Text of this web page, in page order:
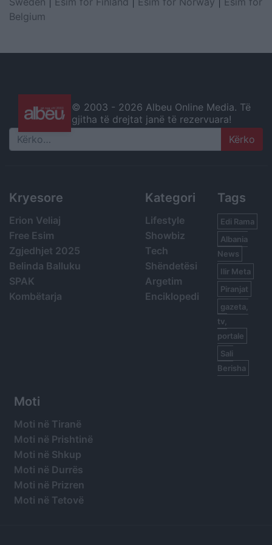
Belgium
© 2003 - 2026 Albeu Online Media. Të
gjitha të drejtat janë të rezervuara!
Search
Kryesore
Erion Veliaj
Free Esim
Zgjedhjet 2025
Belinda Balluku
SPAK
Kombëtarja
Kategori
Lifestyle
Showbiz
Tech
Shëndetësi
Argetim
Enciklopedi
Tags
Edi Rama
Albania
News
Ilir Meta
Piranjat
gazeta,
tv,
portale
Sali
Berisha
Moti
Moti në Tiranë
Moti në Prishtinë
Moti në Shkup
Moti në Durrës
Moti në Prizren
Moti në Tetovë